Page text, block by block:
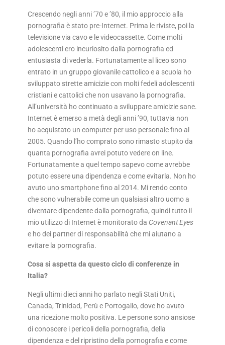
Crescendo negli anni ’70 e ’80, il mio approccio alla
pornografia è stato pre-Internet. Prima le riviste, poi la
televisione via cavo e le videocassette. Come molti
adolescenti ero incuriosito dalla pornografia ed
entusiasta di vederla. Fortunatamente al liceo sono
entrato in un gruppo giovanile cattolico e a scuola ho
sviluppato strette amicizie con molti fedeli adolescenti
cristiani e cattolici che non usavano la pornografia.
All’università ho continuato a sviluppare amicizie sane.
Internet è emerso a metà degli anni ’90, tuttavia non
ho acquistato un computer per uso personale fino al
2005. Quando l’ho comprato sono rimasto stupito da
quanta pornografia avrei potuto vedere on line.
Fortunatamente a quel tempo sapevo come avrebbe
potuto essere una dipendenza e come evitarla. Non ho
avuto uno smartphone fino al 2014. Mi rendo conto
che sono vulnerabile come un qualsiasi altro uomo a
diventare dipendente dalla pornografia, quindi tutto il
mio utilizzo di Internet è monitorato da Covenant Eyes
e ho dei partner di responsabilità che mi aiutano a
evitare la pornografia.
Cosa si aspetta da questo ciclo di conferenze in
Italia?
Negli ultimi dieci anni ho parlato negli Stati Uniti,
Canada, Trinidad, Perù e Portogallo, dove ho avuto
una ricezione molto positiva. Le persone sono ansiose
di conoscere i pericoli della pornografia, della
dipendenza e del ripristino della pornografia e come